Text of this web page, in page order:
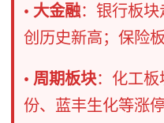
• 大金融：银行板
创历史新高；保险
• 周期板块：化工
份、蓝丰生化等涨